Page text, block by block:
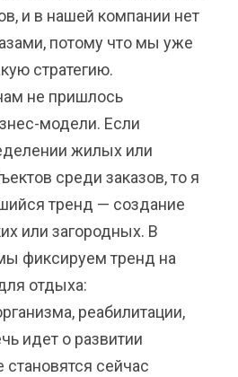
и в нашей компании нет
потому что мы уже
стратегию.
не пришлось
модели. Если
жилых или
среди заказов, то я
тренд — создание
или загородных. В
фиксируем тренд на
отдыха:
реабилитации,
идет о развитии
становятся сейчас